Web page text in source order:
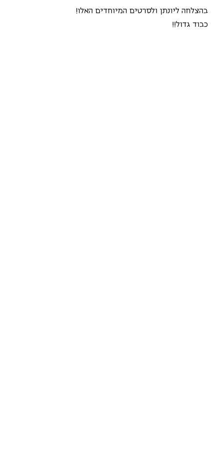
בהצלחה ליונתן ולסרטים המיוחדים האלו!
כבוד גדול!!